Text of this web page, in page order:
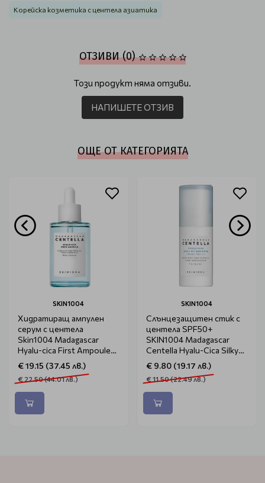
Корейска козметика с центела азиатика
ОТЗИВИ (0)
Този продукт няма отзиви.
НАПИШЕТЕ ОТЗИВ
ОЩЕ ОТ КАТЕГОРИЯТА
SKIN1004
Хидратиращ ампулен
серум с центела
Skin1004 Madagascar
Hyalu-cica First Ampoule
50ml
€ 19.15 (37.45 лв.)
€ 22.50 (44.01 лв.)
SKIN1004
Слънцезащитен стик с
центела SPF50+
SKIN1004 Madagascar
Centella Hyalu-Cica Silky-
Fit Sun Stick 7g
€ 9.80 (19.17 лв.)
€ 11.50 (22.49 лв.)